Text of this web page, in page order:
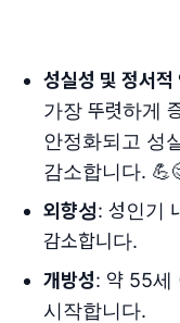
성실성 및 정서적
가장 뚜렷하게
안정화되고 성
감소합니다.
외향성: 성인기
감소합니다.
개방성: 약 55세
시작합니다.